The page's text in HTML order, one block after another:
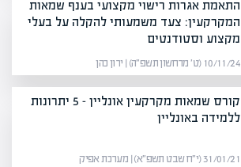
התאמת אגרות רישוי מקצועי בענף שמאות
המקרקעין: צעד משמעותי להקלה על בעלי
מקצוע וסטודנטים
10/11/24 (ט׳ מרחשון תשפ״ה) | ירון כהן
קורס שמאות מקרקעין אונליין – 5 יתרונות
ללמידה באונליין
31/01/21 (י״ח שבט תשפ״א) | מערכת אפיק